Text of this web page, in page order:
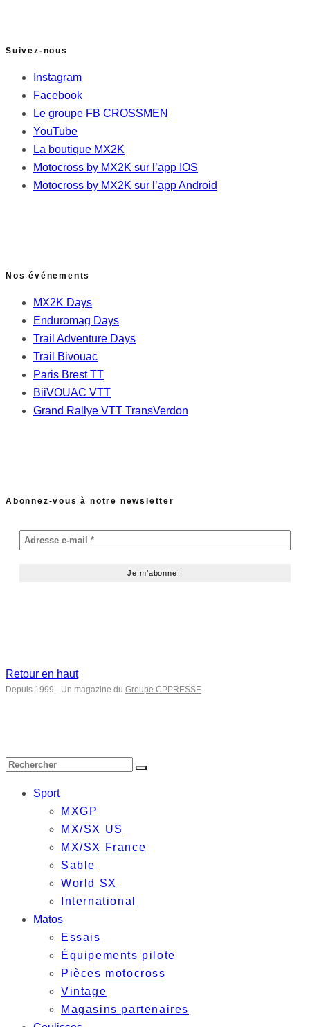
Suivez-nous
Instagram
Facebook
Le groupe FB CROSSMEN
YouTube
La boutique MX2K
Motocross by MX2K sur l’app IOS
Motocross by MX2K sur l’app Android
Nos événements
MX2K Days
Enduromag Days
Trail Adventure Days
Trail Bivouac
Paris Brest TT
BiiVOUAC VTT
Grand Rallye VTT TransVerdon
Abonnez-vous à notre newsletter
Retour en haut
Depuis 1999 - Un magazine du Groupe CPPRESSE
Sport
MXGP
MX/SX US
MX/SX France
Sable
World SX
International
Matos
Essais
Équipements pilote
Pièces motocross
Vintage
Magasins partenaires